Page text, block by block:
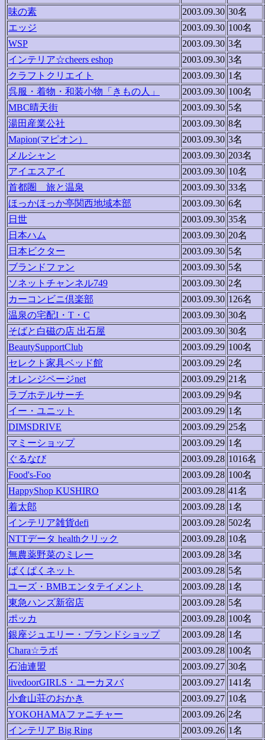
味の素
2003.09.30 30名
エッジ
2003.09.30 100名
WSP
2003.09.30 3名
インテリア☆cheers eshop
2003.09.30 3名
クラフトクリエイト
2003.09.30 1名
呉服・着物・和装小物「きもの人」
2003.09.30 100名
MBC晴天街
2003.09.30 5名
湯田産業公社
2003.09.30 8名
Mapion(マピオン）
2003.09.30 3名
メルシャン
2003.09.30 203名
アイエスアイ
2003.09.30 10名
首都圏 旅と温泉
2003.09.30 33名
ほっかほっか亭関西地域本部
2003.09.30 6名
日世
2003.09.30 35名
日本ハム
2003.09.30 20名
日本ビクター
2003.09.30 5名
ブランドファン
2003.09.30 5名
ソネットチャンネル749
2003.09.30 2名
カーコンビニ倶楽部
2003.09.30 126名
温泉の宅配I・T・C
2003.09.30 30名
そばと白磁の店 出石屋
2003.09.30 30名
BeautySupportClub
2003.09.29 100名
セレクト家具ベッド館
2003.09.29 2名
オレンジページnet
2003.09.29 21名
ラブホテルサーチ
2003.09.29 9名
イー・ユニット
2003.09.29 1名
DIMSDRIVE
2003.09.29 25名
マミーショップ
2003.09.29 1名
ぐるなび
2003.09.28 1016名
Food's-Foo
2003.09.28 100名
HappyShop KUSHIRO
2003.09.28 41名
着太郎
2003.09.28 1名
インテリア雑貨defi
2003.09.28 502名
NTTデータ healthクリック
2003.09.28 10名
無農薬野菜のミレー
2003.09.28 3名
ぱくぱくネット
2003.09.28 5名
ユーズ・BMBエンタテイメント
2003.09.28 1名
東急ハンズ新宿店
2003.09.28 5名
ポッカ
2003.09.28 100名
銀座ジュエリー・ブランドショップ
2003.09.28 1名
Chara☆ラボ
2003.09.28 100名
石油連盟
2003.09.27 30名
livedoorGIRLS・ユーカヌバ
2003.09.27 141名
小倉山荘のおかき
2003.09.27 10名
YOKOHAMAファニチャー
2003.09.26 2名
インテリア Big Ring
2003.09.26 1名